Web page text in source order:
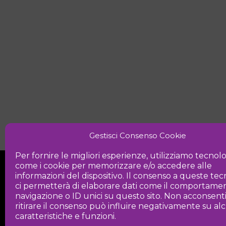
Gestisci Consenso Cookie
Per fornire le migliori esperienze, utilizziamo
come i cookie per memorizzare e/o accedere alle
informazioni del dispositivo. Il consenso a queste
ci permetterà di elaborare dati come il
navigazione o ID unici su questo sito. Non
ritirare il consenso può influire negativamente su
caratteristiche e funzioni.
Iniziativa